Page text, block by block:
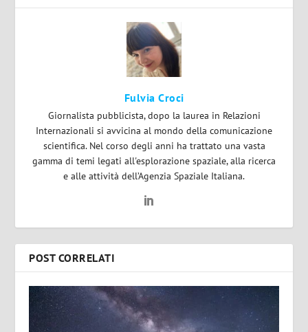
Fulvia Croci
Giornalista pubblicista, dopo la laurea in Relazioni
Internazionali si avvicina al mondo della comunicazione
scientifica. Nel corso degli anni ha trattato una vasta
gamma di temi legati all'esplorazione spaziale, alla ricerca
e alle attività dell’Agenzia Spaziale Italiana.
POST CORRELATI